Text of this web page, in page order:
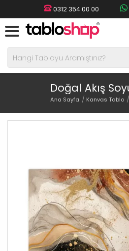
0312 354 00 00
Doğal Akış
Ana Sayfa Kanvas Tablo